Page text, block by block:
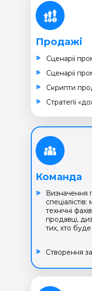
Команда
Визначення
технічні
продавці,
тих, хто
Створення
Продажі
Cценарії
Cкрипти
Cценарії
Cтратегії